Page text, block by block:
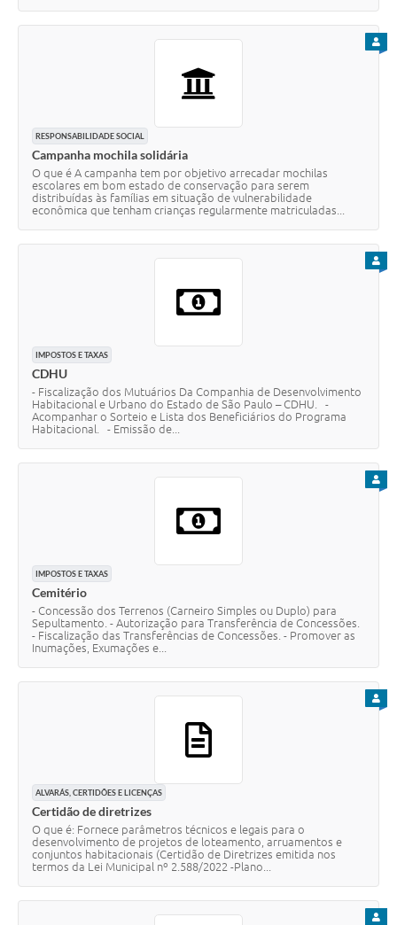
RESPONSABILIDADE SOCIAL
Campanha mochila solidária
O que é A campanha tem por objetivo arrecadar mochilas
escolares em bom estado de conservação para serem
distribuídas às famílias em situação de vulnerabilidade
econômica que tenham crianças regularmente matriculadas...
IMPOSTOS E TAXAS
CDHU
- Fiscalização dos Mutuários Da Companhia de Desenvolvimento
Habitacional e Urbano do Estado de São Paulo – CDHU. -
Acompanhar o Sorteio e Lista dos Beneficiários do Programa
Habitacional. - Emissão de...
IMPOSTOS E TAXAS
Cemitério
- Concessão dos Terrenos (Carneiro Simples ou Duplo) para
Sepultamento. - Autorização para Transferência de Concessões.
- Fiscalização das Transferências de Concessões. - Promover as
Inumações, Exumações e...
ALVARÁS, CERTIDÕES E LICENÇAS
Certidão de diretrizes
O que é: Fornece parâmetros técnicos e legais para o
desenvolvimento de projetos de loteamento, arruamentos e
conjuntos habitacionais (Certidão de Diretrizes emitida nos
termos da Lei Municipal nº 2.588/2022 -Plano...